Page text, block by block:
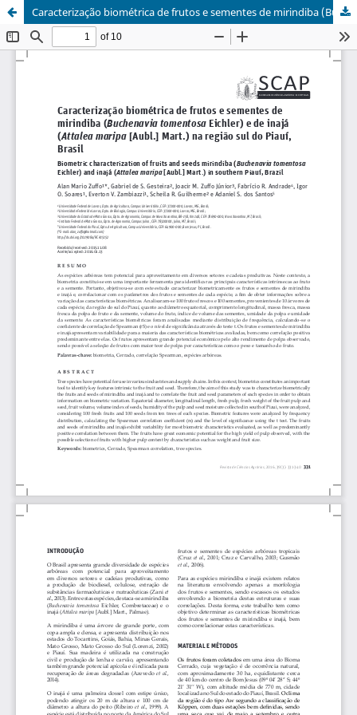
Caracterização biométrica de frutos e sementes de mirindiba (Buchenavia tomentosa Eichler) e de inajá (Attalea maripa [Aubl.] Mart.) na região sul do Piauí, Brasil